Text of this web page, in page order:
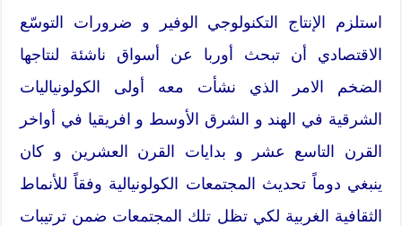
استلزم الإنتاج التكنولوجي الوفير و ضرورات التوسّع
الاقتصادي أن تبحث أوربا عن أسواق ناشئة لنتاجها
الضخم الامر الذي نشأت معه أولى الكولونياليات
الشرقية في الهند و الشرق الأوسط و افريقيا في أواخر
القرن التاسع عشر و بدايات القرن العشرين و كان
ينبغي دوماً تحديث المجتمعات الكولونيالية وفقاً للأنماط
الثقافية الغربية لكي تظل تلك المجتمعات ضمن ترتيبات